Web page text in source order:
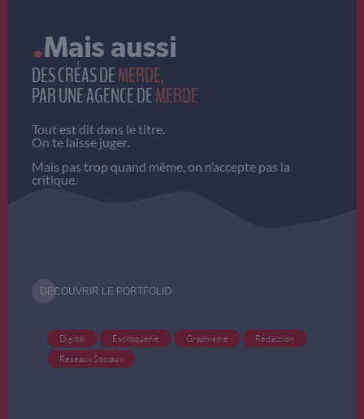
Digital Escroquerie
Graphisme
Photos / Vidéos
.Mais aussi
DES CRÉAS DEMERDE,
PAR UNE AGENCE DEMERDE
Tout est dit dans le titre.
On te laisse juger.
Mais pas trop quand même, on n’accepte pas la
critique.
DÉCOUVRIR LE PORTFOLIO